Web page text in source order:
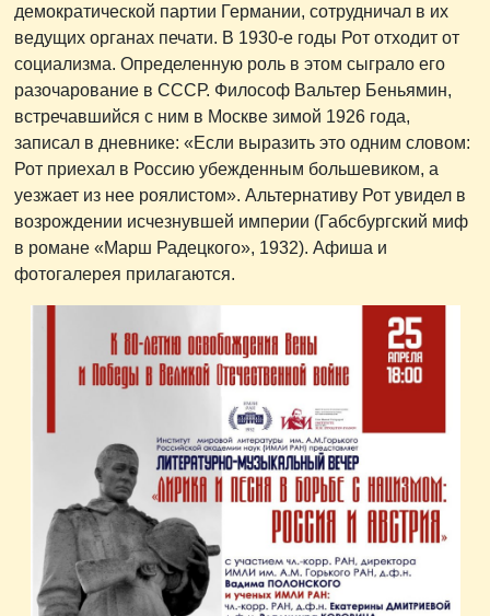
демократической партии Германии, сотрудничал в их
ведущих органах печати. В 1930-е годы Рот отходит от
социализма. Определенную роль в этом сыграло его
разочарование в СССР. Философ Вальтер Беньямин,
встречавшийся с ним в Москве зимой 1926 года,
записал в дневнике: «Если выразить это одним словом:
Рот приехал в Россию убежденным большевиком, а
уезжает из нее роялистом». Альтернативу Рот увидел в
возрождении исчезнувшей империи (Габсбургский миф
в романе «Марш Радецкого», 1932). Афиша и
фотогалерея прилагаются.